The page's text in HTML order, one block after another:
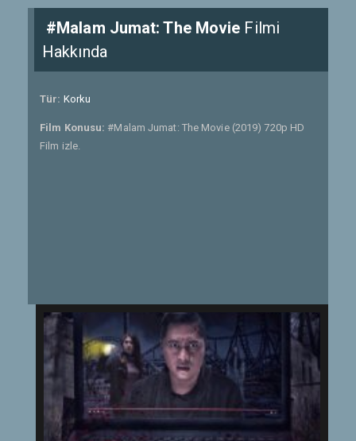
#Malam Jumat: The Movie Filmi
Hakkında
Tür: Korku
Film Konusu:#Malam Jumat: The Movie (2019) 720p HD
Film izle.